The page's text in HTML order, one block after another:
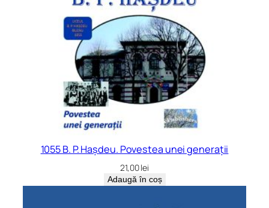
1055 B. P. Hașdeu. Povestea unei generații
21,00lei
Adaugă în coș